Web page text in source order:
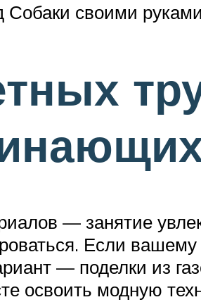
Собаки своими
— занятие
Если
— поделки из
освоить модную